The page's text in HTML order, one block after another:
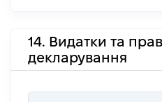
14. Видатки та
декларування